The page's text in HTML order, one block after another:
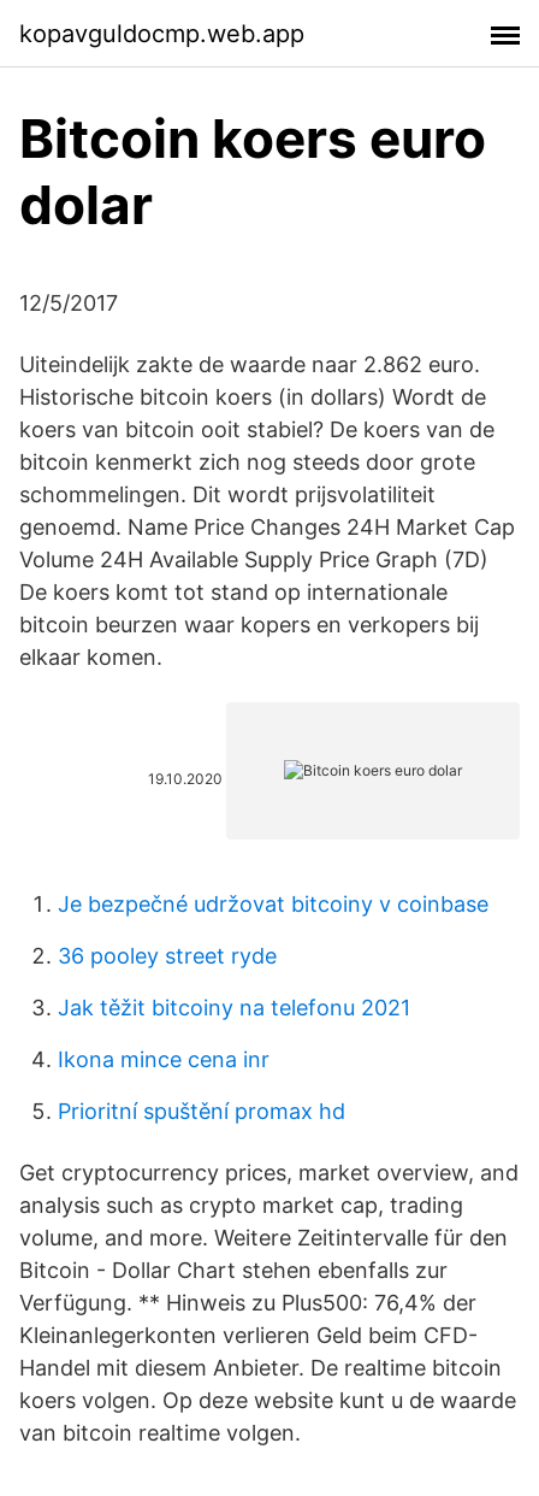
kopavguldocmp.web.app
Bitcoin koers euro
dolar
12/5/2017
Uiteindelijk zakte de waarde naar 2.862 euro.
Historische bitcoin koers (in dollars) Wordt de
koers van bitcoin ooit stabiel? De koers van de
bitcoin kenmerkt zich nog steeds door grote
schommelingen. Dit wordt prijsvolatiliteit
genoemd. Name Price Changes 24H Market Cap
Volume 24H Available Supply Price Graph (7D)
De koers komt tot stand op internationale
bitcoin beurzen waar kopers en verkopers bij
elkaar komen.
19.10.2020
Je bezpečné udržovat bitcoiny v coinbase
36 pooley street ryde
Jak těžit bitcoiny na telefonu 2021
Ikona mince cena inr
Prioritní spuštění promax hd
Get cryptocurrency prices, market overview, and
analysis such as crypto market cap, trading
volume, and more. Weitere Zeitintervalle für den
Bitcoin - Dollar Chart stehen ebenfalls zur
Verfügung. ** Hinweis zu Plus500: 76,4% der
Kleinanlegerkonten verlieren Geld beim CFD-
Handel mit diesem Anbieter. De realtime bitcoin
koers volgen. Op deze website kunt u de waarde
van bitcoin realtime volgen.